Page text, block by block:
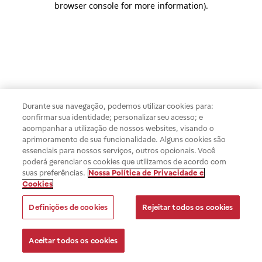
browser console for more information).
Durante sua navegação, podemos utilizar cookies para:
confirmar sua identidade; personalizar seu acesso; e
acompanhar a utilização de nossos websites, visando o
aprimoramento de sua funcionalidade. Alguns cookies são
essenciais para nossos serviços, outros opcionais. Você
poderá gerenciar os cookies que utilizamos de acordo com
suas preferências. Nossa Política de Privacidade e
Cookies
Definições de cookies Rejeitar todos os cookies
Aceitar todos os cookies